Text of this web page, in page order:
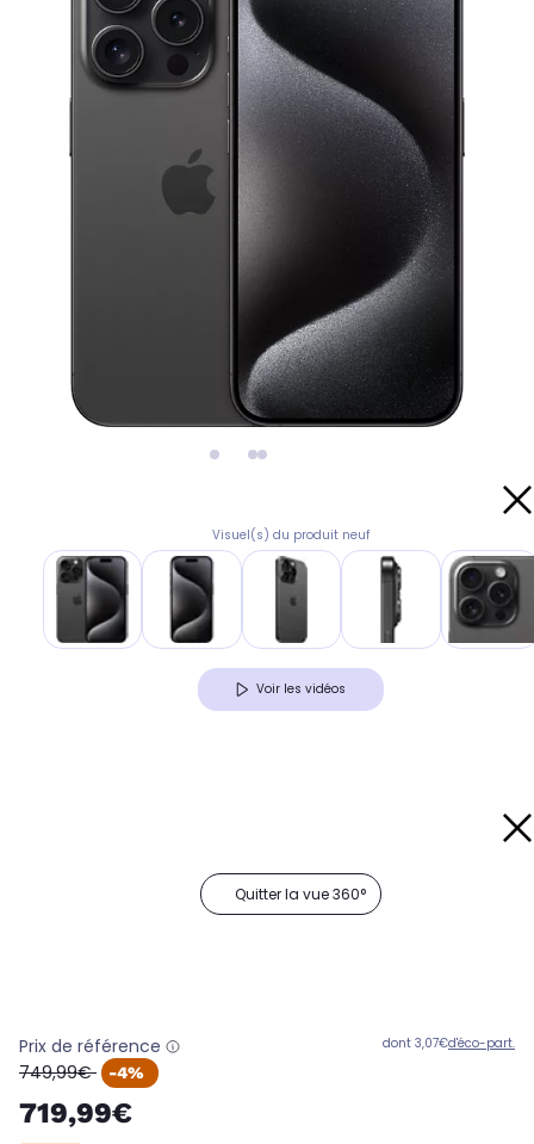
Visuel(s) du produit neuf
Voir les vidéos
Quitter la vue 360°
Prix de référence
oldPrice
749,99€ -4%
719,99€
dont 3,07€d'éco-part.